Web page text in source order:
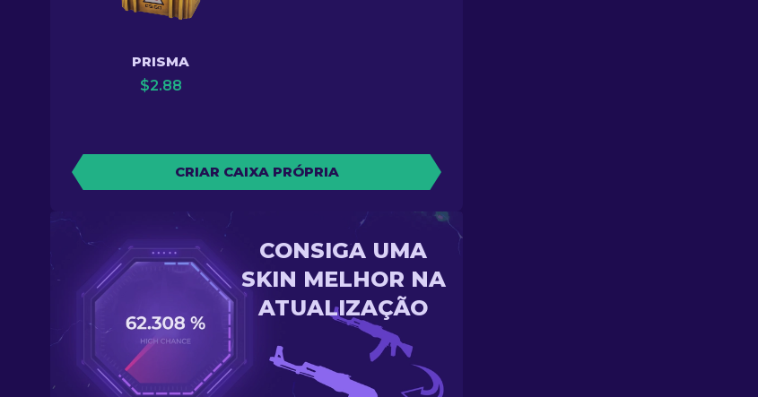
PRISMA
$2.88
CRIAR CAIXA PRÓPRIA
CONSIGA UMA
SKIN MELHOR NA
ATUALIZAÇÃO